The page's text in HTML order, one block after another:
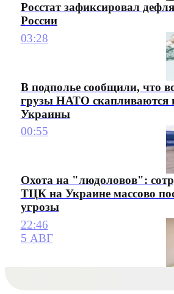
Росстат зафиксировал
России
03:28
В подполье сообщили, что
грузы НАТО скапливаются
Украины
00:55
Охота на "людоловов":
ТЦК на Украине массово
угрозы
22:46
5 АВГ